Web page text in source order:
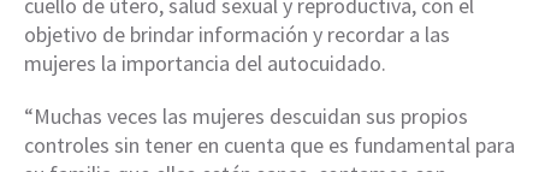
cuello de útero, salud sexual y reproductiva, con el
objetivo de brindar información y recordar a las
mujeres la importancia del autocuidado.
“Muchas veces las mujeres descuidan sus propios
controles sin tener en cuenta que es fundamental para